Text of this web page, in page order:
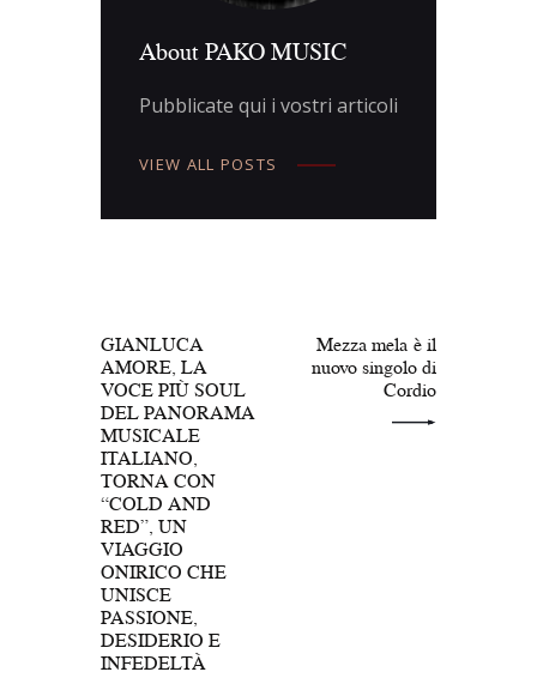
About PAKO MUSIC
Pubblicate qui i vostri articoli
VIEW ALL POSTS
GIANLUCA
AMORE, LA
VOCE PIÙ SOUL
DEL PANORAMA
MUSICALE
ITALIANO,
TORNA CON
“COLD AND
RED”, UN
VIAGGIO
ONIRICO CHE
UNISCE
PASSIONE,
DESIDERIO E
INFEDELTÀ
Mezza mela è il
nuovo singolo di
Cordio